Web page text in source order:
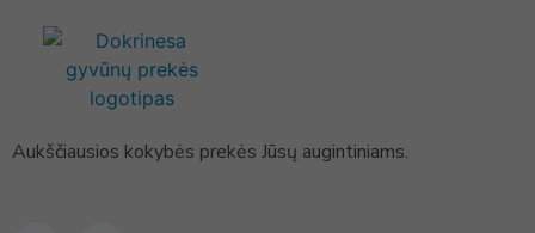
Aukščiausios kokybės prekės Jūsų augintiniams.